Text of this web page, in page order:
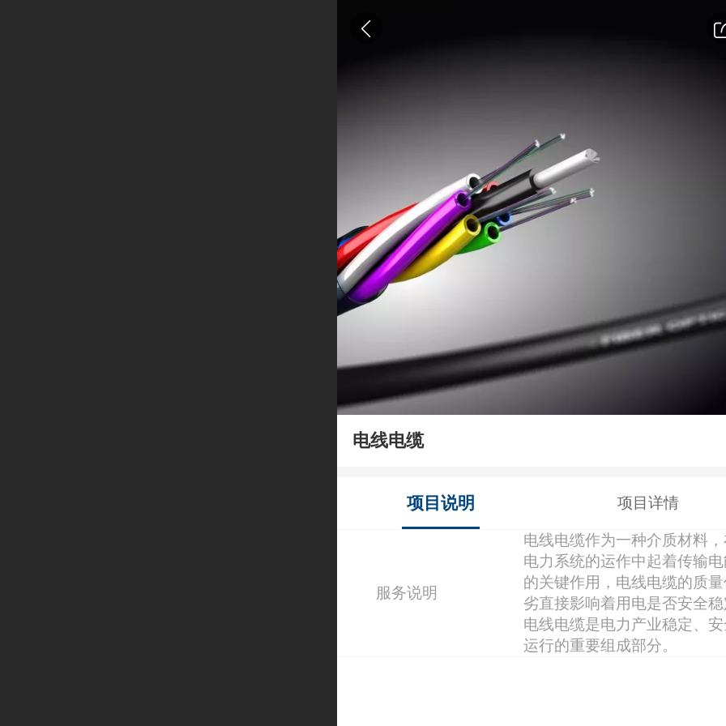
电线电缆
项目说明 项目详情
服务说明
电线电缆作为一种介质材料，
电力系统的运作中起着传输
的关键作用，电线电缆的质
劣直接影响着用电是否安全稳
电线电缆是电力产业稳定、安
运行的重要组成部分。